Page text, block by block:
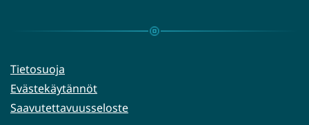
palveluun)
Tietosuoja
Evästekäytännöt
Saavutettavuusseloste